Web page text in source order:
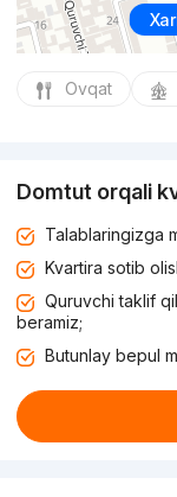
Ovqat
Domtut orqali
Talablaringizga
Kvartira sotib
Quruvchi taklif
beramiz;
Butunlay bepul